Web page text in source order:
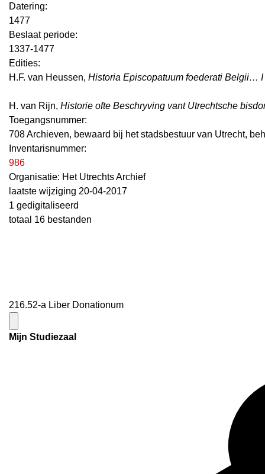
Datering:
1477
Beslaat periode:
1337-1477
Edities:
H.F. van Heussen, Historia Episcopatuum foederati Belgii… I
H. van Rijn, Historie ofte Beschryving vant Utrechtsche
Toegangsnummer:
708 Archieven, bewaard bij het stadsbestuur van Utrecht,
Inventarisnummer:
986
Organisatie: Het Utrechts Archief
laatste wijziging 20-04-2017
1 gedigitaliseerd
totaal 16 bestanden
216.52-a Liber Donationum
Mijn Studiezaal